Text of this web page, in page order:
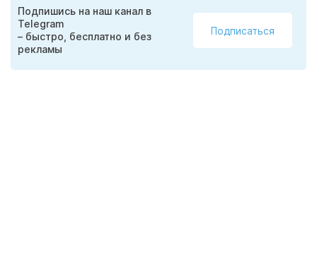
Подпишись на наш канал в
Telegram
– быстро, бесплатно и без
рекламы
Подписаться